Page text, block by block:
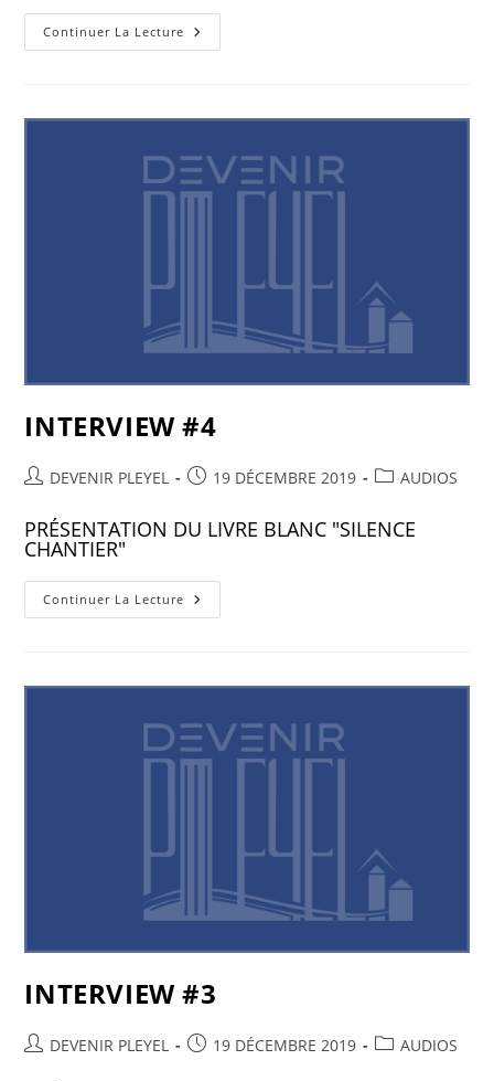
Continuer La Lecture
INTERVIEW #4
DEVENIR PLEYEL 19 DÉCEMBRE 2019 AUDIOS
PRÉSENTATION DU LIVRE BLANC "SILENCE
CHANTIER"
Continuer La Lecture
INTERVIEW #3
DEVENIR PLEYEL 19 DÉCEMBRE 2019 AUDIOS